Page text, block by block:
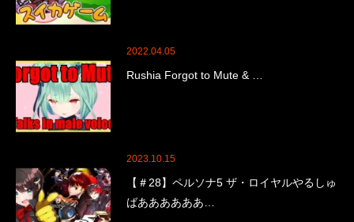
2022.04.05
Rushia Forgot to Mute & …
2023.10.15
【＃28】ペルソナ5 ザ・ロイヤルやるしゅ
ばああああああ…